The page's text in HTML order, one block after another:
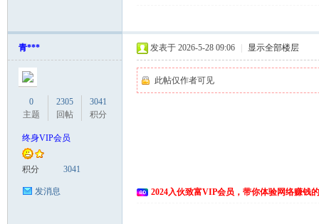
青***
0
主题
2305
回帖
3041
积分
终身VIP会员
积分 3041
发消息
发表于 2026-5-28 09:06 显示全部楼层
此帖仅作者可见
2024入伙致富VIP会员，带你体验网络赚钱